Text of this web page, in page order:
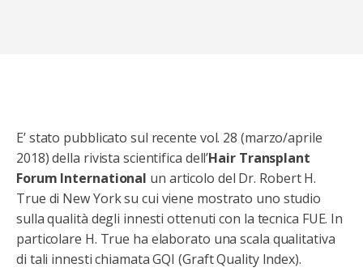
E’ stato pubblicato sul recente vol. 28 (marzo/aprile
2018) della rivista scientifica dell’Hair Transplant
Forum International un articolo del Dr. Robert H.
True di New York su cui viene mostrato uno studio
sulla qualità degli innesti ottenuti con la tecnica FUE. In
particolare H. True ha elaborato una scala qualitativa
di tali innesti chiamata GQI (Graft Quality Index).